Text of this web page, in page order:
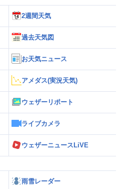
2週間天気
過去天気図
お天気ニュース
アメダス(実況天気)
ウェザーリポート
ライブカメラ
ウェザーニュースLiVE
雨雪レーダー